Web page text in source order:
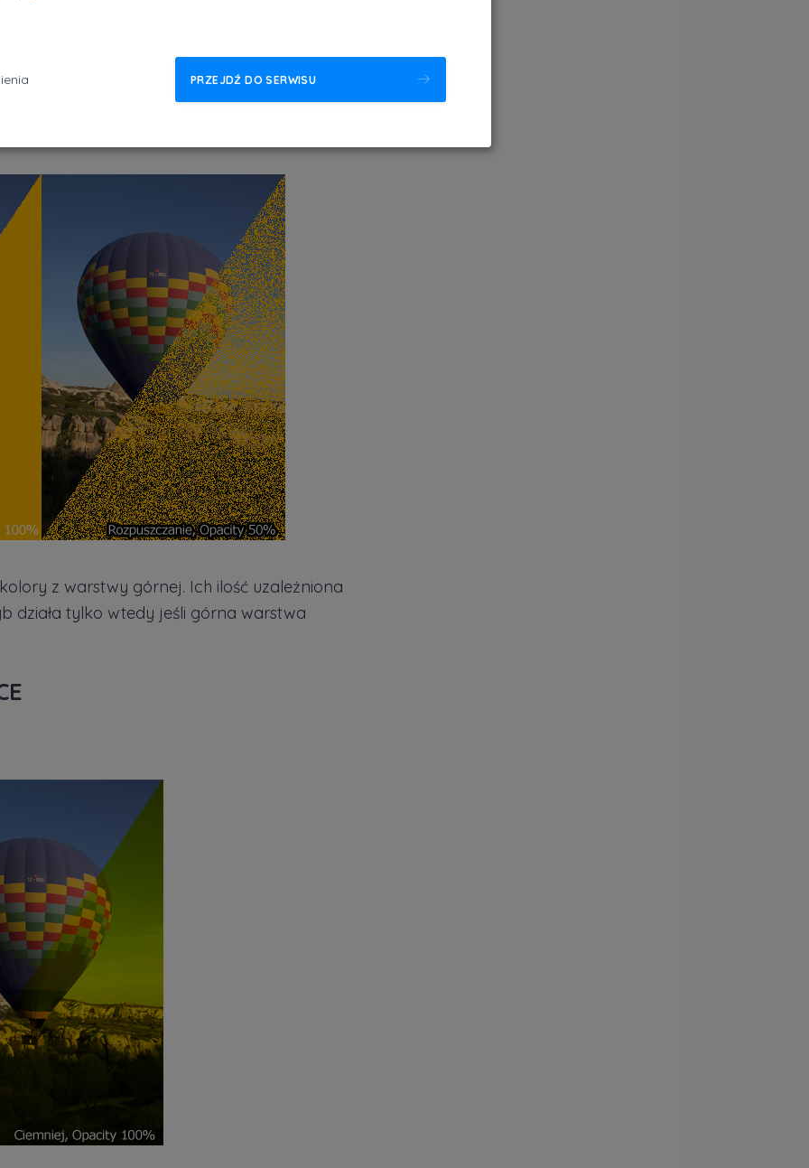
żadnej interakcji pomiędzy warstwami. Po
znajdującą się poniżej.
z warstwy górnej. Ich ilość uzależniona
działa tylko wtedy jeśli górna warstwa
PRZEJDŹ DO SERWISU